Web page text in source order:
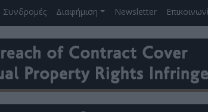
Συνδρομές Διαφήμιση Newsletter